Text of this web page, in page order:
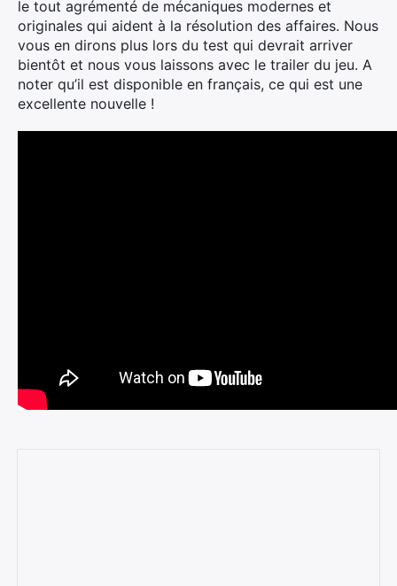
le tout agrémenté de mécaniques modernes et
originales qui aident à la résolution des affaires. Nous
vous en dirons plus lors du test qui devrait arriver
bientôt et nous vous laissons avec le trailer du jeu. A
noter qu’il est disponible en français, ce qui est une
excellente nouvelle !